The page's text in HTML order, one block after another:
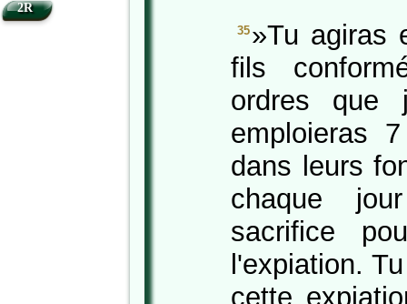
35 »Tu agiras
fils
ordres que
emploieras
dans leurs
chaque
sacrifice
l'expiation.
cette
2R